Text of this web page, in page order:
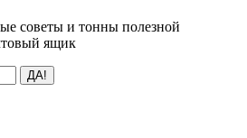
советы и тонны полезной
ящик
ДА!